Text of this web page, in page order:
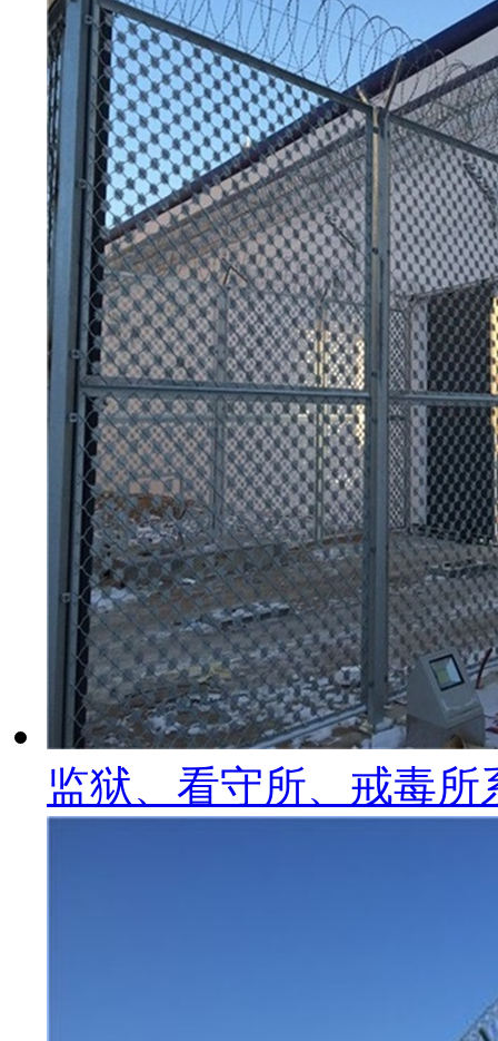
监狱、看守所、戒毒